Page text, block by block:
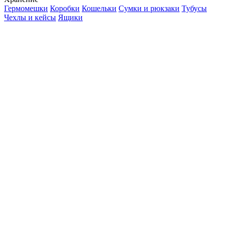
Гермомешки Коробки Кошельки Сумки и рюкзаки Тубусы
Чехлы и кейсы Ящики